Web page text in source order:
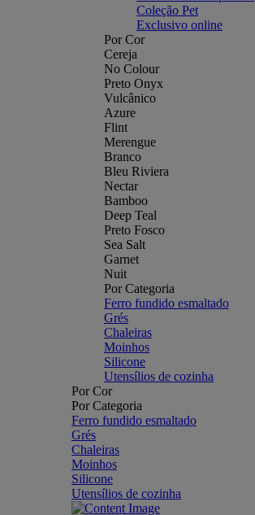
Coleção Pet
Exclusivo online
Por Cor
Cereja
No Colour
Preto Onyx
Vulcânico
Azure
Flint
Merengue
Branco
Bleu Riviera
Nectar
Bamboo
Deep Teal
Preto Fosco
Sea Salt
Garnet
Nuit
Por Categoria
Ferro fundido esmaltado
Grés
Chaleiras
Moinhos
Silicone
Utensílios de cozinha
Por Cor
Por Categoria
Ferro fundido esmaltado
Grés
Chaleiras
Moinhos
Silicone
Utensílios de cozinha